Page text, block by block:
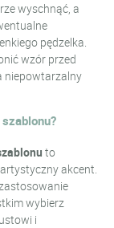
wyschnąć, a
pędzelka.
wzór przed
niepowtarzalny
to
akcent.
wybierz
i